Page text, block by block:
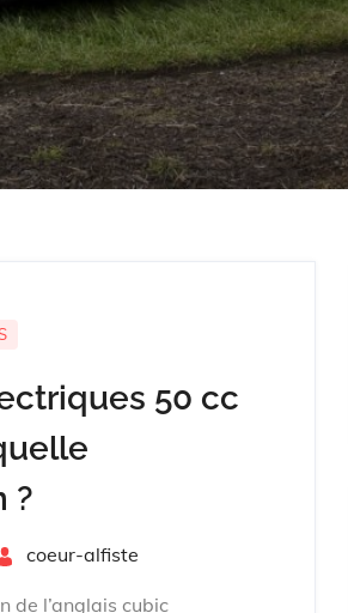
50 cc
?
coeur-alfiste
de l’anglais cubic